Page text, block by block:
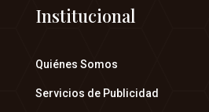
Institucional
Quiénes Somos
Servicios de Publicidad